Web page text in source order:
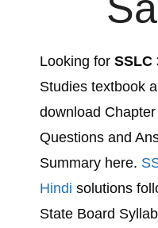
Looking for SSLC
Studies textbook
download
Questions and
Summary here.
Hindi solutions
State Board